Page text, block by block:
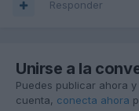
Responder
Unirse a la
Puedes publicar ahora
cuenta, conecta ahora